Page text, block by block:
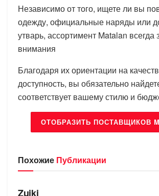
Независимо от того, ищете ли вы
одежду, официальные наряды или
утварь, ассортимент Matalan всегда
внимания
Благодаря их ориентации на
доступность, вы обязательно
соответствует вашему стилю и
ОТОБРАЗИТЬ ПОСТАВЩИКОВ
Похожие Публикации
БРЕНДЫ
Zuiki